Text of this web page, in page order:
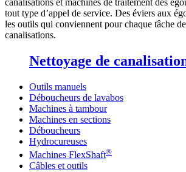
canalisations et machines de traitement des
tout type d’appel de service. Des éviers aux
les outils qui conviennent pour chaque tâche
canalisations.
Nettoyage de
Outils manuels
Déboucheurs de lavabos
Machines à tambour
Machines en sections
Déboucheurs
Hydrocureuses
Machines FlexShaft®
Câbles et outils